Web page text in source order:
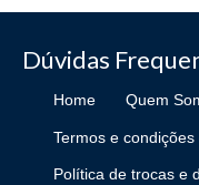
Dúvidas
Home Quem
Termos e
Política de trocas e